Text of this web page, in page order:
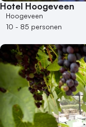
Hotel Hoogeveen
Hoogeveen
10 - 85 personen